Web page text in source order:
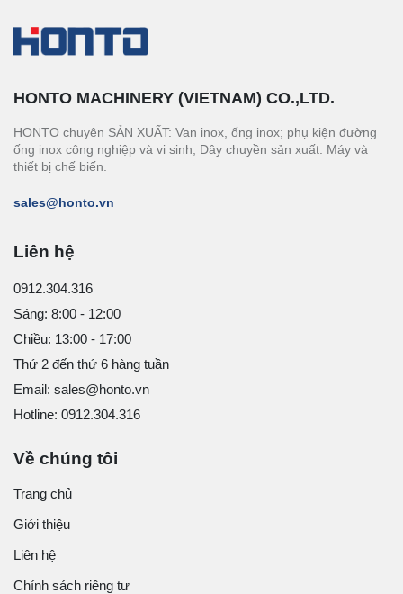
HONTO MACHINERY (VIETNAM) CO.,LTD.
HONTO chuyên SẢN XUẤT: Van inox, ống inox; phụ kiện đường
ống inox công nghiệp và vi sinh; Dây chuyền sản xuất: Máy và
thiết bị chế biến.
sales@honto.vn
Liên hệ
0912.304.316
Sáng: 8:00 - 12:00
Chiều: 13:00 - 17:00
Thứ 2 đến thứ 6 hàng tuần
Email: sales@honto.vn
Hotline: 0912.304.316
Về chúng tôi
Trang chủ
Giới thiệu
Liên hệ
Chính sách riêng tư